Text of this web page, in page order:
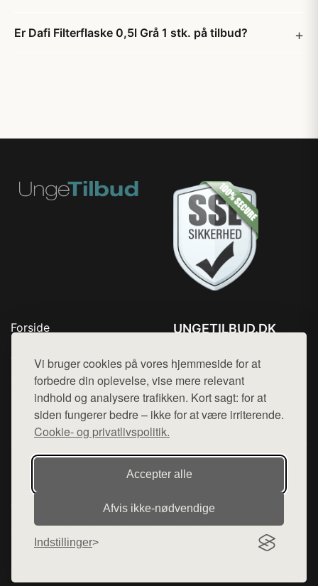
Vi bruger cookies på vores hjemmeside for at
forbedre din oplevelse, vise mere relevant
indhold og analysere trafikken. Kort sagt: for at
siden fungerer bedre – ikke for at være irriterende.
Cookie- og privatlivspolitik.
Accepter alle
Afvis ikke‑nødvendige
Indstillinger
Er Dafi Filterflaske 0,5l Grå 1 stk. på tilbud?
Forside
Top Rabatter
Blog
Kontakt
UNGETILBUD.DK
Mail: hej@want.dk
Cookie- og privatlivspolitik
Denne side er en del af want.dk, der udgiver en række
hjemmesider med præsentation af forskellige produkter fra
diverse webshops. Der sælges ikke varer fra denne side - vi
henviser til de shops, som sælger varen. Vi har heller ikke
varerne på lager.